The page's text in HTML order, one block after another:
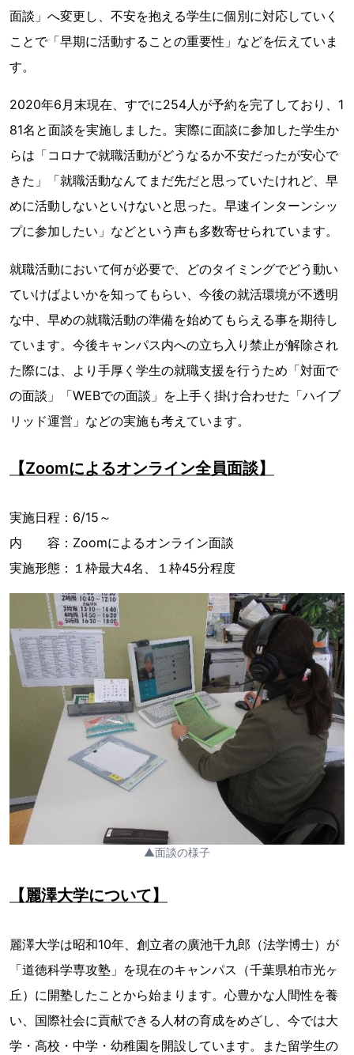
面談」へ変更し、不安を抱える学生に個別に対応していく
ことで「早期に活動することの重要性」などを伝えていま
す。
2020年6月末現在、すでに254人が予約を完了しており、1
81名と面談を実施しました。実際に面談に参加した学生か
らは「コロナで就職活動がどうなるか不安だったが安心で
きた」「就職活動なんてまだ先だと思っていたけれど、早
めに活動しないといけないと思った。早速インターンシッ
プに参加したい」などという声も多数寄せられています。
就職活動において何が必要で、どのタイミングでどう動い
ていけばよいかを知ってもらい、今後の就活環境が不透明
な中、早めの就職活動の準備を始めてもらえる事を期待し
ています。今後キャンパス内への立ち入り禁止が解除され
た際には、より手厚く学生の就職支援を行うため「対面で
の面談」「WEBでの面談」を上手く掛け合わせた「ハイブ
リッド運営」などの実施も考えています。
【Zoomによるオンライン全員面談】
実施日程：6/15～
内 容：Zoomによるオンライン面談
実施形態：１枠最大4名、１枠45分程度
▲面談の様子
【麗澤大学について】
麗澤大学は昭和10年、創立者の廣池千九郎（法学博士）が
「道徳科学専攻塾」を現在のキャンパス（千葉県柏市光ヶ
丘）に開塾したことから始まります。心豊かな人間性を養
い、国際社会に貢献できる人材の育成をめざし、今では大
学・高校・中学・幼稚園を開設しています。また留学生の